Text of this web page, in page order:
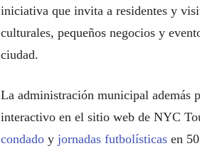
iniciativa que invita a residentes y
culturales, pequeños negocios y
ciudad.
La administración municipal además
interactivo en el sitio web de NYC
condado y jornadas futbolísticas en